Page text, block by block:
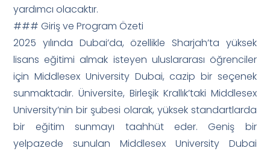
yardımcı olacaktır.
### Giriş ve Program Özeti
2025 yılında Dubai’da, özellikle Sharjah’ta yüksek
lisans eğitimi almak isteyen uluslararası öğrenciler
için Middlesex University Dubai, cazip bir seçenek
sunmaktadır. Üniversite, Birleşik Krallık’taki Middlesex
University’nin bir şubesi olarak, yüksek standartlarda
bir eğitim sunmayı taahhüt eder. Geniş bir
yelpazede sunulan Middlesex University Dubai